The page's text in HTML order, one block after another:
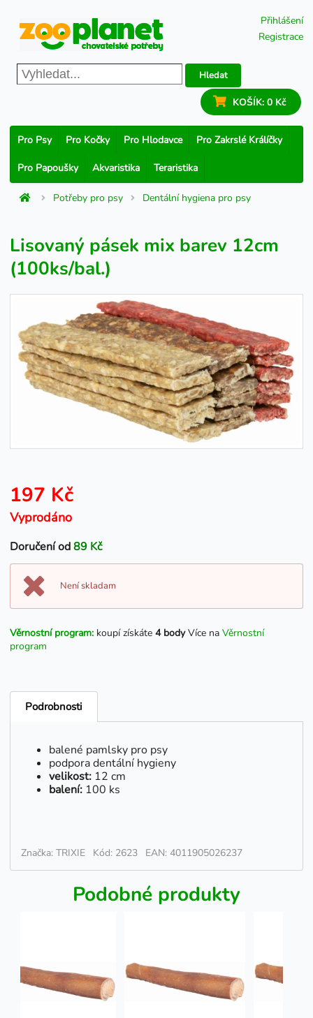
Přihlášení
Registrace
Hledat
KOŠÍK: 0 Kč
Pro Psy Pro Kočky Pro Hlodavce Pro Zakrslé Králíčky
Pro Papoušky Akvaristika Teraristika
Potřeby pro psy Dentální hygiena pro psy
Lisovaný pásek mix barev 12cm
(100ks/bal.)
197 Kč
Vyprodáno
Doručení od89 Kč
Není skladam
Věrnostní program: koupí získáte 4 bodyVíce na Věrnostní
program
Podrobnosti
balené pamlsky pro psy
podpora dentální hygieny
velikost: 12 cm
balení: 100 ks
Značka: TRIXIE Kód: 2623 EAN: 4011905026237
Podobné produkty